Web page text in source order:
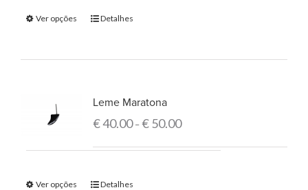
Ver opções Detalhes
Leme Maratona
€40.00–€50.00
Ver opções Detalhes